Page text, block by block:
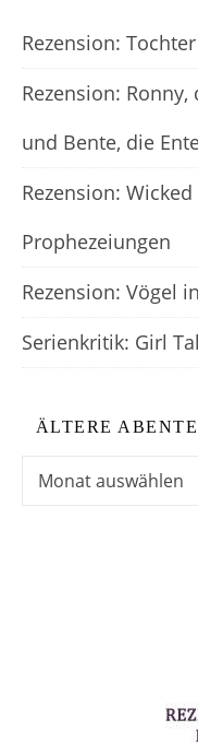
Rezension:
Rezension:
und Bente, die
Rezension:
Prophezeiungen
Rezension: Vögel
Serienkritik: Girl
ÄLTERE